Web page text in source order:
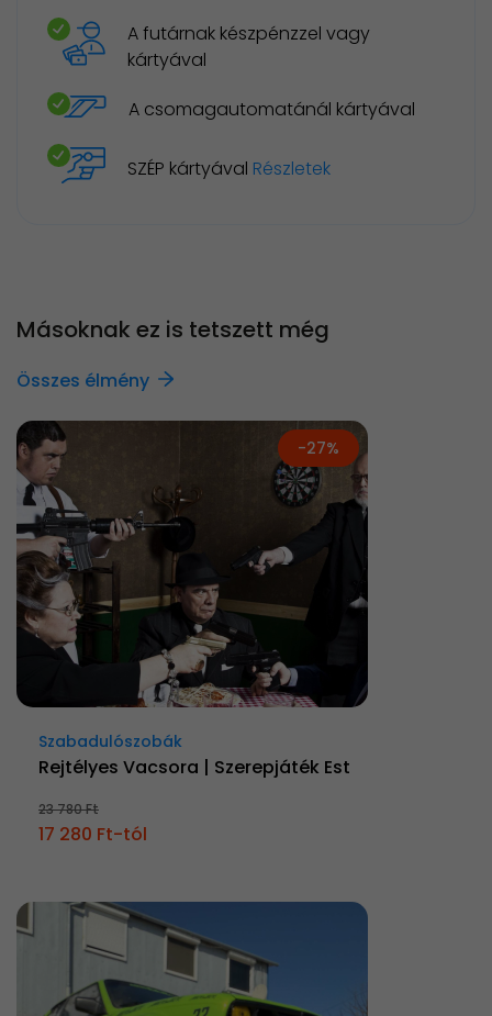
A futárnak készpénzzel vagy
kártyával
A csomagautomatánál kártyával
SZÉP kártyával Részletek
Másoknak ez is tetszett még
Összes élmény
-27%
Szabadulószobák
Rejtélyes Vacsora | Szerepjáték Est
23 780 Ft
17 280 Ft-tól